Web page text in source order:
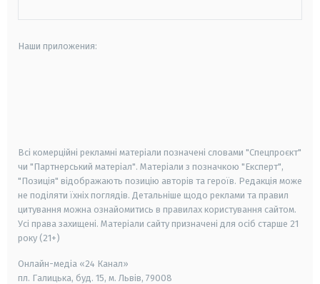
Наши приложения:
Всі комерційні рекламні матеріали позначені словами "Спецпроєкт"
чи "Партнерський матеріал". Матеріали з позначкою "Експерт",
"Позиція" відображають позицію авторів та героїв. Редакція може
не поділяти їхніх поглядів. Детальніше щодо реклами та правил
цитування можна ознайомитись в правилах користування сайтом.
Усі права захищені. Матеріали сайту призначені для осіб старше 21
року (21+)
Онлайн-медіа «24 Канал»
пл. Галицька, буд. 15, м. Львів, 79008